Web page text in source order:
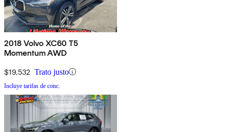
2018 Volvo XC60 T5
Momentum AWD
$19,532 Trato justo
Incluye tarifas de conc.